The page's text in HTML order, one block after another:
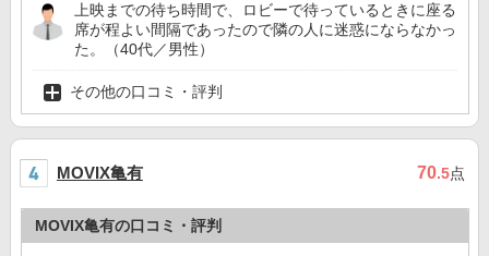
上映までの待ち時間で、ロビーで待っているときに座る
席が程よい間隔であったので隣の人に迷惑にならなかっ
た。（40代／男性）
その他の口コミ・評判
MOVIX亀有 70.5点
MOVIX亀有の口コミ・評判